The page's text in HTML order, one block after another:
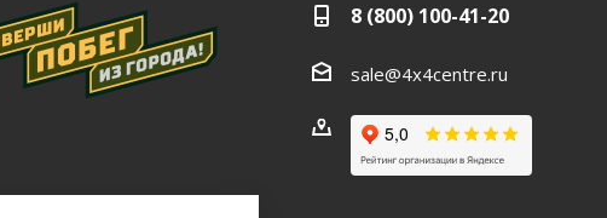
8 (800) 100-41-20
sale@4x4centre.ru